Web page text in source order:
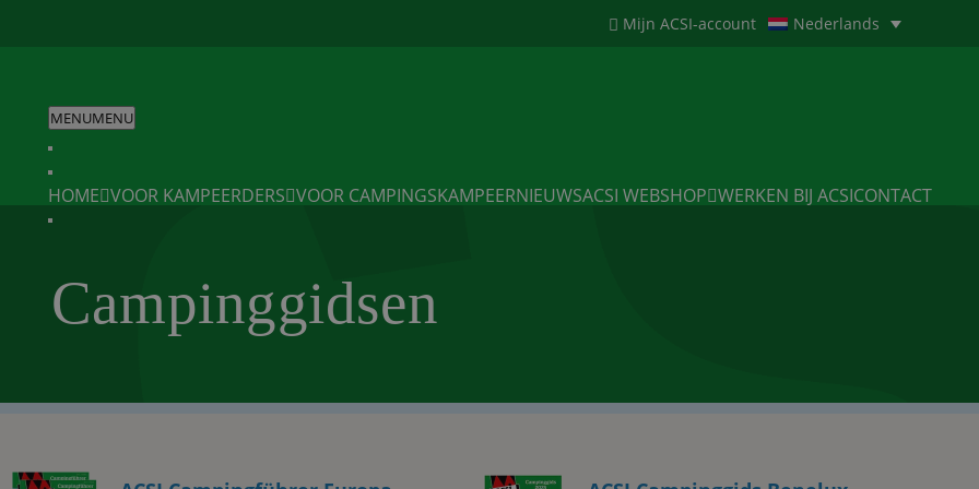
Mijn ACSI-account Nederlands
MENUMENU
HOME VOOR KAMPEERDERS VOOR CAMPINGSKAMPEERNIEUWSACSI WEBSHOP WERKEN BIJ ACSICONTACT
Campinggidsen